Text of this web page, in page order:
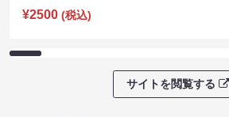
¥2500 (税込)
サイトを閲覧する